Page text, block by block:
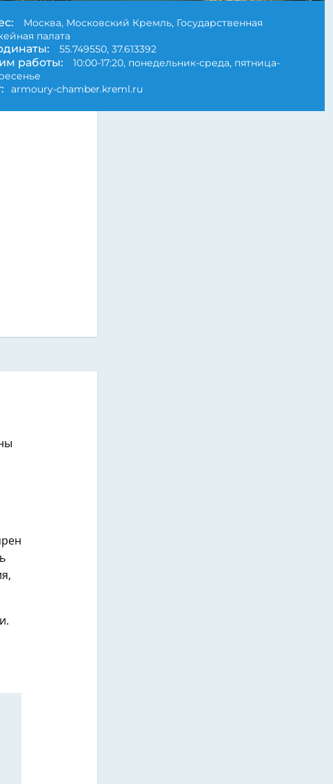
Москва, Московский Кремль, Государственная
палата
55.749550, 37.613392
работы:
10:00-17:20, понедельник-среда, пятница-
armoury-chamber.kreml.ru